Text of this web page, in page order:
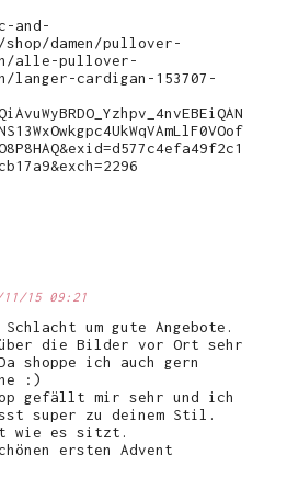
and-
shop/damen/pullover-
alle-pullover-
langer-cardigan-153707-
11/15 09:21
um gute Angebote.
die Bilder vor Ort sehr
shoppe ich auch gern
:)
gefällt mir sehr und ich
super zu deinem Stil.
wie es sitzt.
ersten Advent